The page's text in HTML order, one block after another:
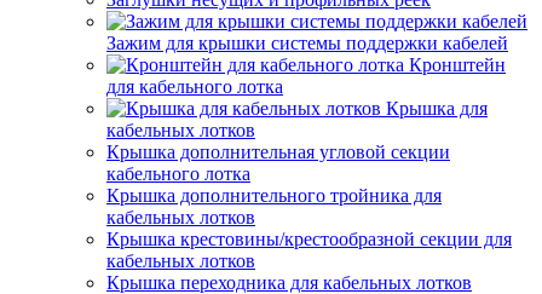
Зажим для крышки системы поддержки кабелей
Кронштейн
для кабельного лотка
Крышка для
кабельных лотков
Крышка дополнительная угловой секции
кабельного лотка
Крышка дополнительного тройника для
кабельных лотков
Крышка крестовины/крестообразной секции для
кабельных лотков
Крышка переходника для кабельных лотков